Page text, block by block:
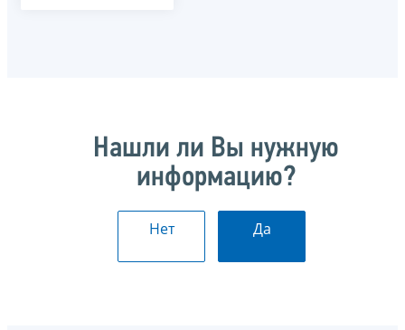
Нашли ли Вы нужную
информацию?
Нет Да